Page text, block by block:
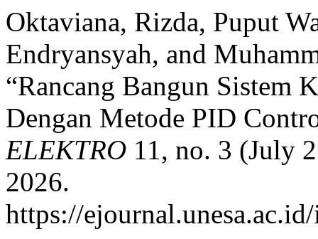
Oktaviana, Rizda, Puput
Endryansyah, and
“Rancang Bangun Sistem
Dengan Metode PID
ELEKTRO 11, no. 3 (July
2026.
https://